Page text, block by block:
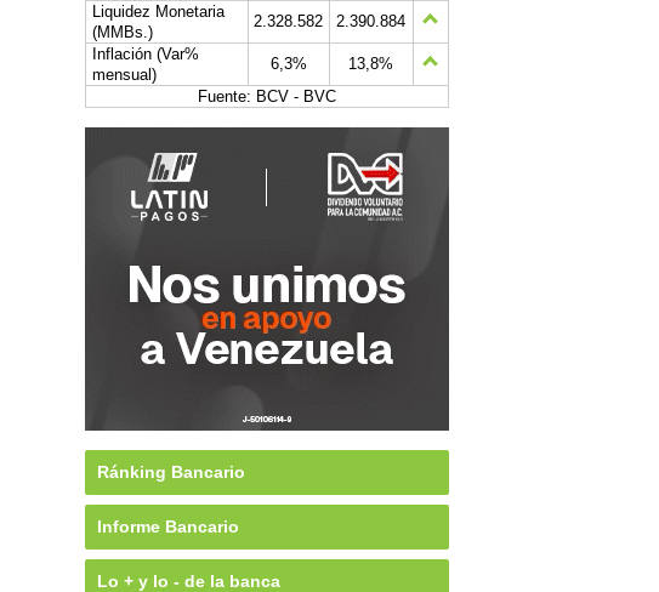
Liquidez Monetaria
(MMBs.)
2.328.582
2.390.884
Inflación (Var%
mensual)
6,3%
13,8%
Fuente: BCV - BVC
Ránking Bancario
Informe Bancario
Lo + y lo - de la banca